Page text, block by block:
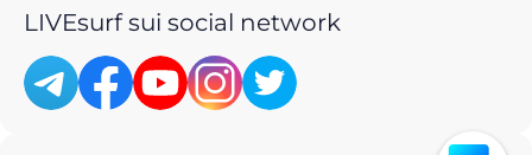
LIVEsurf sui social network